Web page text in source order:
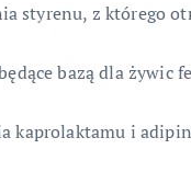
styrenu, z którego
bazą dla żywic
kaprolaktamu i